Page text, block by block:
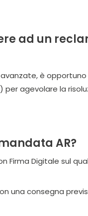
ad un
avanzate, è
per agevolare la
AR?
Firma Digitale sul
una consegna